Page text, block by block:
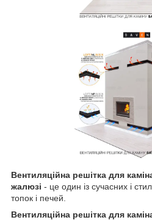
Вентиляційна решітка для
жалюзі - це один із сучасних і
топок і печей.
Вентиляційна решітка для